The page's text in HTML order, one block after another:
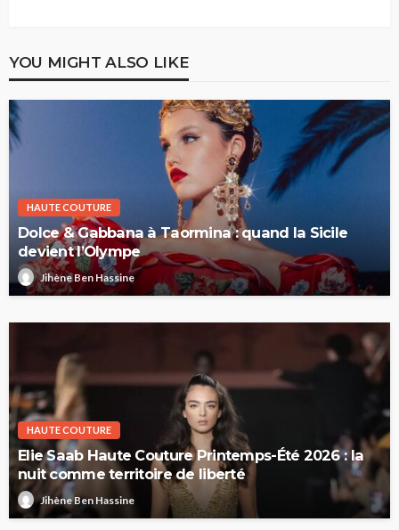
YOU MIGHT ALSO LIKE
HAUTE COUTURE
Dolce & Gabbana à Taormina : quand la Sicile
devient l’Olympe
Jihène Ben Hassine
HAUTE COUTURE
Elie Saab Haute Couture Printemps-Été 2026 : la
nuit comme territoire de liberté
Jihène Ben Hassine